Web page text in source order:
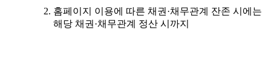
홈페이지 이용에 따른 채권·채무관계 잔존 시에는
해당 채권·채무관계 정산 시까지